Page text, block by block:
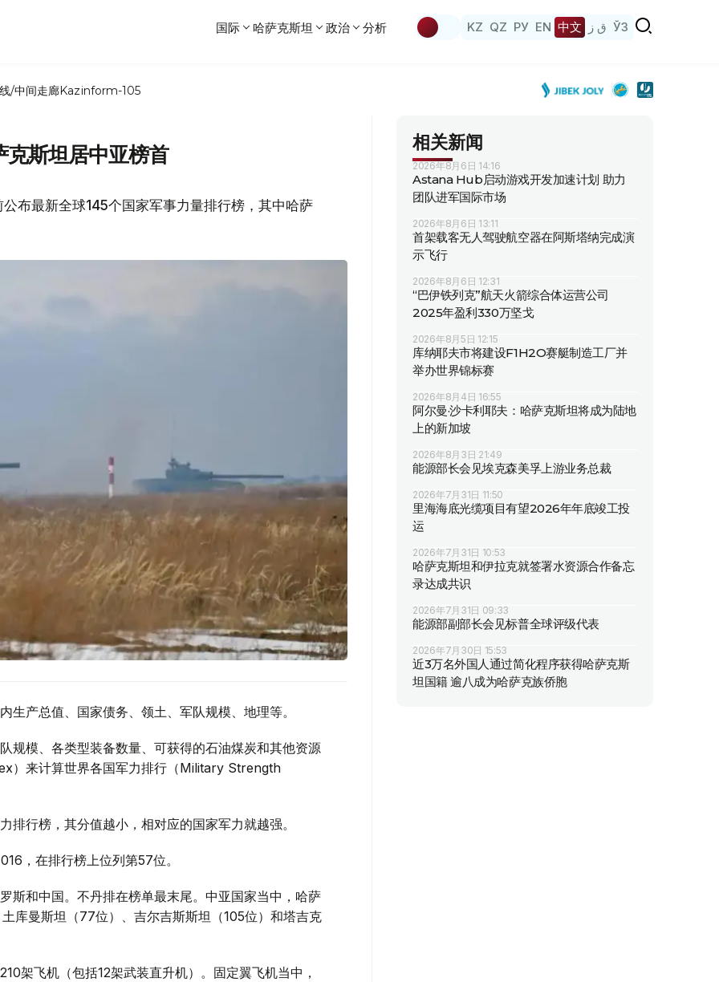
国际 哈萨克斯坦 政治 分析 KZ QZ РУ EN 中文 ق ز ЎЗ
/中间走廊Kazinform-105
克斯坦居中亚榜首
布最新全球145个国家军事力量排行榜，其中哈萨
产总值、国家债务、领土、军队规模、地理等。
规模、各类型装备数量、可获得的石油煤炭和其他资源
）来计算世界各国军力排行（Military Strength
行榜，其分值越小，相对应的国家军力就越强。
，在排行榜上位列第57位。
斯和中国。不丹排在榜单最末尾。中亚国家当中，哈萨
库曼斯坦（77位）、吉尔吉斯斯坦（105位）和塔吉克
架飞机（包括12架武装直升机）。固定翼飞机当中，
相关新闻
2026年8月6日 14:16
Astana Hub启动游戏开发加速计划 助力
团队进军国际市场
2026年8月6日 13:11
首架载客无人驾驶航空器在阿斯塔纳完成演
示飞行
2026年8月6日 12:31
“巴伊铁列克”航天火箭综合体运营公司
2025年盈利330万坚戈
2026年8月5日 12:15
库纳耶夫市将建设F1H2O赛艇制造工厂并
举办世界锦标赛
2026年8月4日 16:55
阿尔曼·沙卡利耶夫：哈萨克斯坦将成为陆地
上的新加坡
2026年8月3日 21:49
能源部长会见埃克森美孚上游业务总裁
2026年7月31日 11:50
里海海底光缆项目有望2026年年底竣工投
运
2026年7月31日 10:53
哈萨克斯坦和伊拉克就签署水资源合作备忘
录达成共识
2026年7月31日 09:33
能源部副部长会见标普全球评级代表
2026年7月30日 15:53
近3万名外国人通过简化程序获得哈萨克斯
坦国籍 逾八成为哈萨克族侨胞